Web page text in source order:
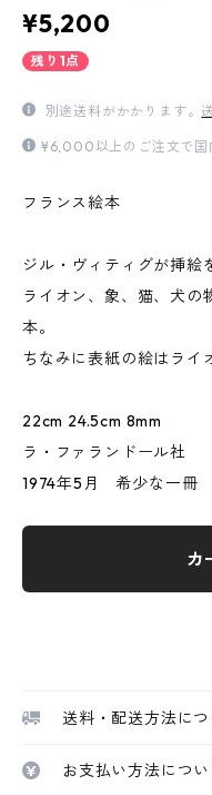
¥5,200
残り1点
別途送料がかかります。
¥6,000以上のご注文で国
フランス絵本
ジル・ヴィティグが挿絵
ライオン、象、猫、犬の
本。
ちなみに表紙の絵はライ
22cm 24.5cm 8mm
ラ・ファランドール社
1974年5月 希少な一冊
カ
送料・配送方法につ
お支払い方法につい